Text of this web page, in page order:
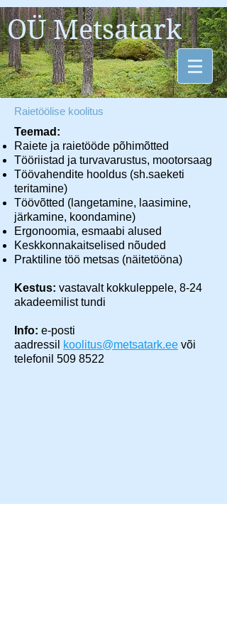
OÜ Metsatark
Raietöölise koolitus
Teemad:
Raiete ja raietööde põhimõtted
Tööriistad ja turvavarustus, mootorsaag
Töövahendite hooldus (sh.saeketi
teritamine)
Töövõtted (langetamine, laasimine,
järkamine, koondamine)
Ergonoomia, esmaabi alused
Keskkonnakaitselised nõuded
Praktiline töö metsas (näitetööna)
Kestus: vastavalt kokkuleppele, 8-24
akadeemilist tundi
Info: e-posti
aadressil
koolitus@metsatark.ee või
telefonil 509 8522